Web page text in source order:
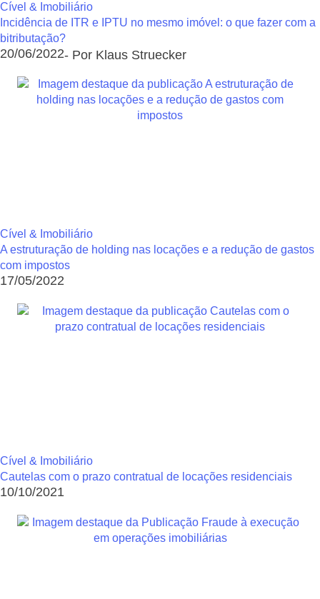
Cível & Imobiliário
Incidência de ITR e IPTU no mesmo imóvel: o que fazer com a
bitributação?
20/06/2022- Por Klaus Struecker
Cível & Imobiliário
A estruturação de holding nas locações e a redução de gastos
com impostos
17/05/2022
Cível & Imobiliário
Cautelas com o prazo contratual de locações residenciais
10/10/2021